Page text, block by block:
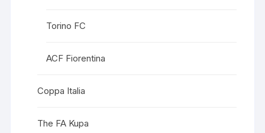
Torino FC
ACF Fiorentina
Coppa Italia
The FA Kupa